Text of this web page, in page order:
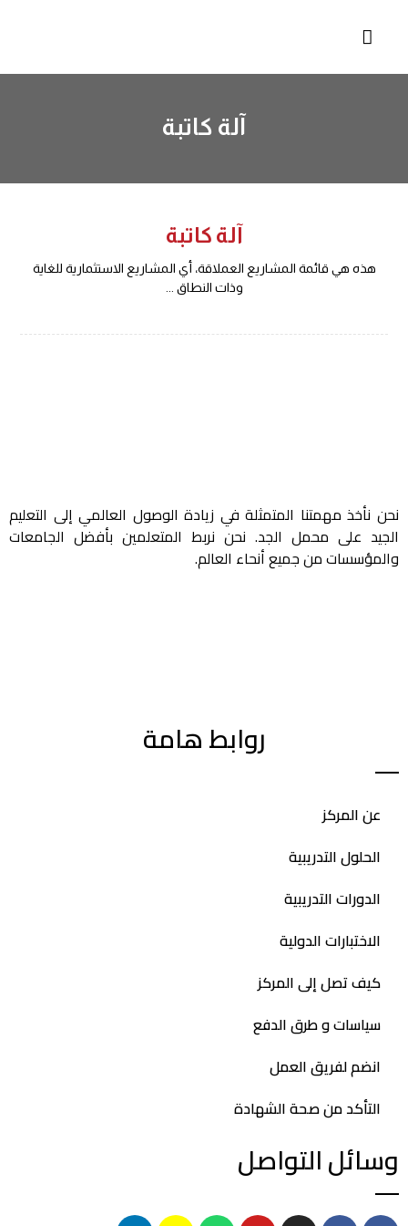
آلة كاتبة
آلة كاتبة
هذه هي قائمة المشاريع العملاقة، أي المشاريع الاستثمارية للغاية
وذات النطاق ...
نحن نأخذ مهمتنا المتمثلة في زيادة الوصول العالمي إلى التعليم
الجيد على محمل الجد. نحن نربط المتعلمين بأفضل الجامعات
والمؤسسات من جميع أنحاء العالم.
روابط هامة
عن المركز
الحلول التدريبية
الدورات التدريبية
الاختبارات الدولية
كيف تصل إلى المركز
سياسات و طرق الدفع
انضم لفريق العمل
التأكد من صحة الشهادة
وسائل التواصل